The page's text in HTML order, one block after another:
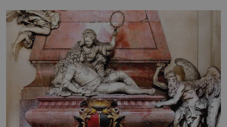
se na koloběžce a den zakončit poznáváním památek ve
Velkých Losinách nebo v termálním